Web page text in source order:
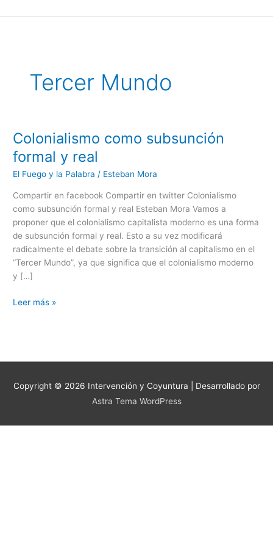
al
Tercer Mundo
Colonialismo como subsunción
formal y real
El Fuego y la Palabra / Esteban Mora
Compartir en facebook Compartir en twitter Colonialismo
como subsunción formal y real Esteban Mora Vamos a
proponer que el colonialismo capitalista moderno es una forma
de subsunción formal y real. Esto a su vez modificará
radicalmente el debate sobre la transición al capitalismo en el
“Tercer Mundo”, ya que significa que el colonialismo moderno
y […]
Colonialismo
como
subsunción
formal
Leer más »
Copyright © 2026 Intervención y Coyuntura | Desarrollado por
Astra Tema WordPress